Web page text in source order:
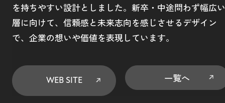
を持ちやすい設計としました。新卒・中途問わず幅広い
層に向けて、信頼感と未来志向を感じさせるデザイン
で、企業の想いや価値を表現しています。
WEB SITE 一覧へ